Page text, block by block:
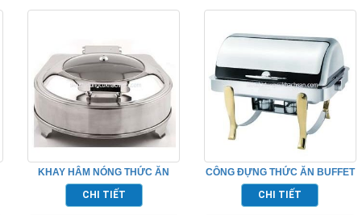
KHAY HÂM NÓNG THỨC ĂN
BUFFET TP697010
CHI TIẾT
CÔNG ĐỰNG THỨC ĂN BUFFET
– TP697027
CHI TIẾT